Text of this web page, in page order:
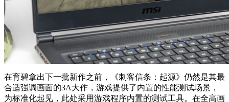
在育碧拿出下一批新作之前，《刺客信条：起源》仍然是其最
合适强调画面的3A大作，游戏提供了内置的性能测试场景，
为标准化起见，此处采用游戏程序内置的测试工具。在全高画